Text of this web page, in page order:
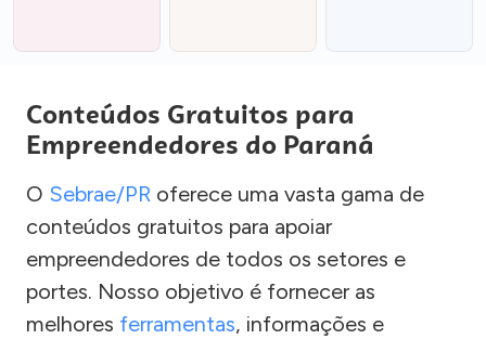
Conteúdos Gratuitos para
Empreendedores do Paraná
O Sebrae/PR oferece uma vasta gama de
conteúdos gratuitos para apoiar
empreendedores de todos os setores e
portes. Nosso objetivo é fornecer as
melhores ferramentas, informações e